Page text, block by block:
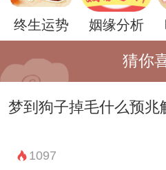
此外，电梯的环境和
注。如果梦中电梯的
终生运势 姻缘分析
猜你
梦到狗子掉毛什么预兆
1097